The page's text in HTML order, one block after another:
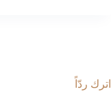
اترك ردّاً